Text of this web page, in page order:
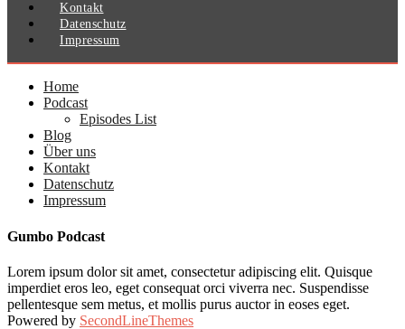
Kontakt
Datenschutz
Impressum
Home
Podcast
Episodes List
Blog
Über uns
Kontakt
Datenschutz
Impressum
Gumbo Podcast
Lorem ipsum dolor sit amet, consectetur adipiscing elit. Quisque
imperdiet eros leo, eget consequat orci viverra nec. Suspendisse
pellentesque sem metus, et mollis purus auctor in eoses eget.
Powered by SecondLineThemes